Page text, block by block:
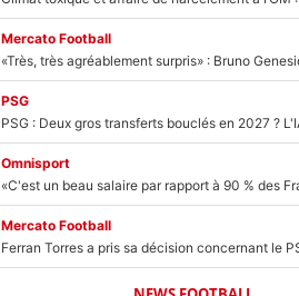
Mercato Football
PSG
Omnisport
Mercato Football